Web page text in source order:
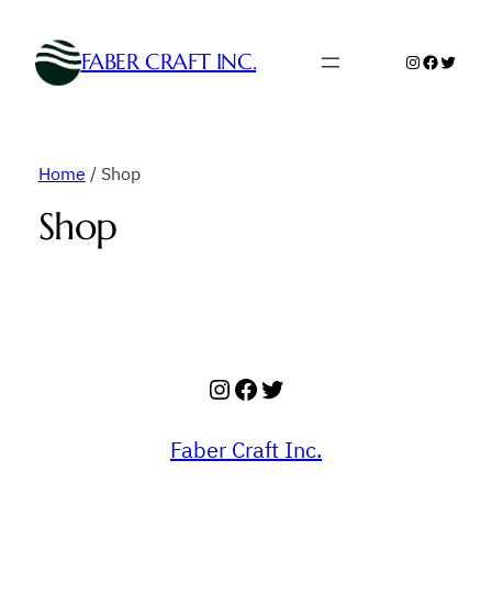
FABER CRAFT INC. Instagram
Home / Shop
Shop
Instagram
Facebook
Twitter
Faber Craft Inc.